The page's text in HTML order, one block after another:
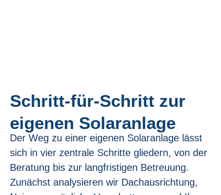
Schritt-für-Schritt zur
eigenen Solaranlage
Der Weg zu einer eigenen Solaranlage lässt
sich in vier zentrale Schritte gliedern, von der
Beratung bis zur langfristigen Betreuung.
Zunächst analysieren wir Dachausrichtung,